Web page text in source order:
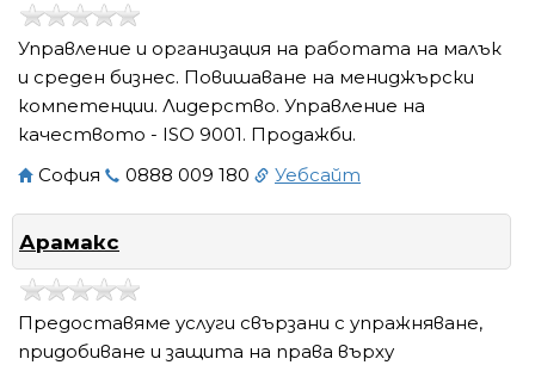
Управление и организация на работата на малък
и среден бизнес. Повишаване на мениджърски
компетенции. Лидерство. Управление на
качеството - ISO 9001. Продажби.
София
0888 009 180 Уебсайт
Арамакс
Предоставяме услуги свързани с упражняване,
придобиване и защита на права върху